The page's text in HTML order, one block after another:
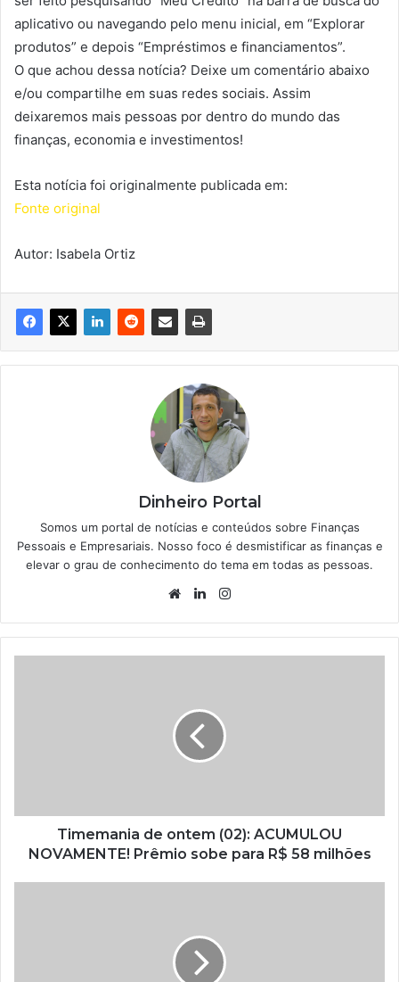
aplicativo ou navegando pelo menu inicial, em “Explorar
produtos” e depois “Empréstimos e financiamentos”.
O que achou dessa notícia? Deixe um comentário abaixo
e/ou compartilhe em suas redes sociais. Assim
deixaremos mais pessoas por dentro do mundo das
finanças, economia e investimentos!
Esta notícia foi originalmente publicada em:
Fonte original
Autor: Isabela Ortiz
Dinheiro Portal
Somos um portal de notícias e conteúdos sobre Finanças
Pessoais e Empresariais. Nosso foco é desmistificar as finanças e
elevar o grau de conhecimento do tema em todas as pessoas.
WebsiteLinkedin
Timemania de ontem (02): ACUMULOU
NOVAMENTE! Prêmio sobe para R$ 58 milhões